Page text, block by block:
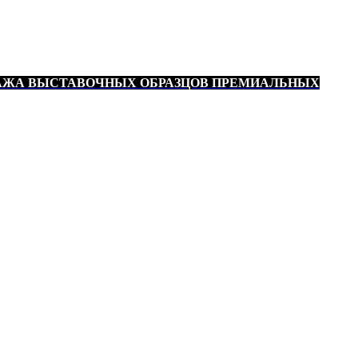
ВЫСТАВОЧНЫХ ОБРАЗЦОВ ПРЕМИАЛЬНЫХ